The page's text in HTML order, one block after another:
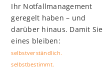
Ihr Notfallmanagement
geregelt haben – und
darüber hinaus. Damit Sie
eines bleiben:
selbstverständlich.
selbstbestimmt.